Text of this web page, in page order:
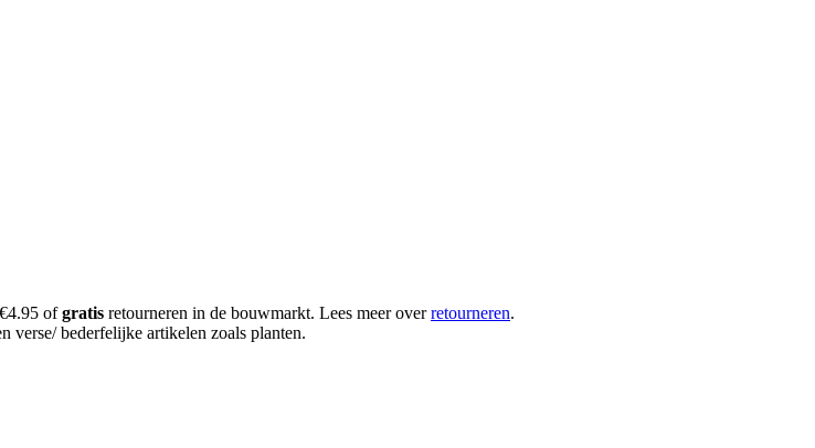
ofgratis retourneren in de bouwmarkt. Lees meer overretourneren.
verse/ bederfelijke artikelen zoals planten.